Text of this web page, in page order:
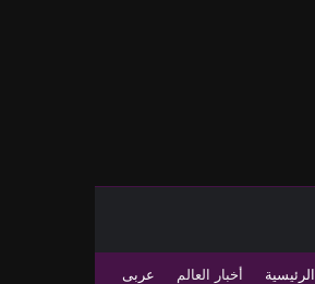
الرئيسية أخبار العالم عربى